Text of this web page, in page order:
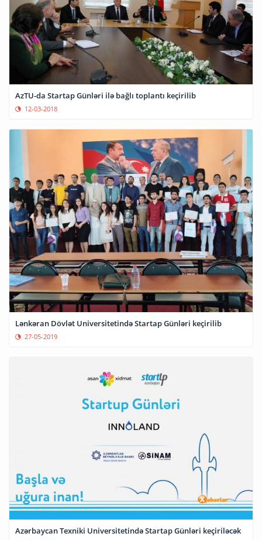
AzTU-da Startap Günləri ilə bağlı toplantı keçirilib
12-03-2018
Lənkəran Dövlət Universitetində Startap Günləri keçirilib
27-05-2019
Azərbaycan Texniki Universitetində Startap Günləri keçiriləcək